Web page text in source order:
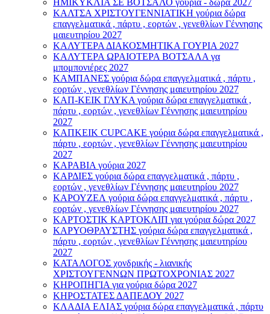
ΗΜΙΚΥΚΛΙΑ ΣΕ ΒΟΤΣΑΛΟ γούρια - δώρα 2027
ΚΑΛΤΣΑ ΧΡΙΣΤΟΥΓΕΝΝΙΑΤΙΚΗ γούρια δώρα
επαγγελματικά , πάρτυ , εορτών , γενεθλίων Γέννησης
μαιευτηρίου 2027
ΚΑΛΥΤΕΡΑ ΔΙΑΚΟΣΜΗΤΙΚΑ ΓΟΥΡΙΑ 2027
ΚΑΛΥΤΕΡΑ ΩΡΑΙΟΤΕΡΑ ΒΟΤΣΑΛΑ γα
μπομπονιέρες 2027
ΚΑΜΠΑΝΕΣ γούρια δώρα επαγγελματικά , πάρτυ ,
εορτών , γενεθλίων Γέννησης μαιευτηρίου 2027
ΚΑΠ-ΚΕΙΚ ΓΛΥΚΑ γούρια δώρα επαγγελματικά ,
πάρτυ , εορτών , γενεθλίων Γέννησης μαιευτηρίου
2027
ΚΑΠΚΕΙΚ CUPCAKE γούρια δώρα επαγγελματικά ,
πάρτυ , εορτών , γενεθλίων Γέννησης μαιευτηρίου
2027
ΚΑΡΑΒΙΑ γούρια 2027
ΚΑΡΔΙΕΣ γούρια δώρα επαγγελματικά , πάρτυ ,
εορτών , γενεθλίων Γέννησης μαιευτηρίου 2027
ΚΑΡΟΥΖΕΛ γούρια δώρα επαγγελματικά , πάρτυ ,
εορτών , γενεθλίων Γέννησης μαιευτηρίου 2027
ΚΑΡΤΟΣΤΙΚ ΚΑΡΤΟΚΛΙΠ για γούρια δώρα 2027
ΚΑΡΥΟΘΡΑΥΣΤΗΣ γούρια δώρα επαγγελματικά ,
πάρτυ , εορτών , γενεθλίων Γέννησης μαιευτηρίου
2027
ΚΑΤΑΛΟΓΟΣ χονδρικής - λιανικής
ΧΡΙΣΤΟΥΓΕΝΝΩΝ ΠΡΩΤΟΧΡΟΝΙΑΣ 2027
ΚΗΡΟΠΗΓΙΑ για γούρια δώρα 2027
ΚΗΡΟΣΤΑΤΕΣ ΔΑΠΕΔΟΥ 2027
ΚΛΑΔΙΑ ΕΛΙΑΣ γούρια δώρα επαγγελματικά , πάρτυ